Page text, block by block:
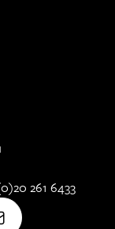
261 6433